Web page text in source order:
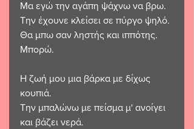
Μα εγώ την αγάπη ψάχνω να βρω.
Την έχουνε κλείσει σε πύργο ψηλό.
Θα μπω σαν ληστής και ιππότης.
Μπορώ.
Η ζωή μου μια βάρκα με δίχως
κουπιά.
Την μπαλώνω με πείσμα μ' ανοίγει
και βάζει νερά.